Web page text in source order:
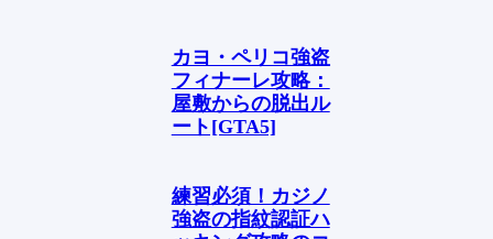
カヨ・ペリコ強盗
フィナーレ攻略：
屋敷からの脱出ル
ート[GTA5]
練習必須！カジノ
強盗の指紋認証ハ